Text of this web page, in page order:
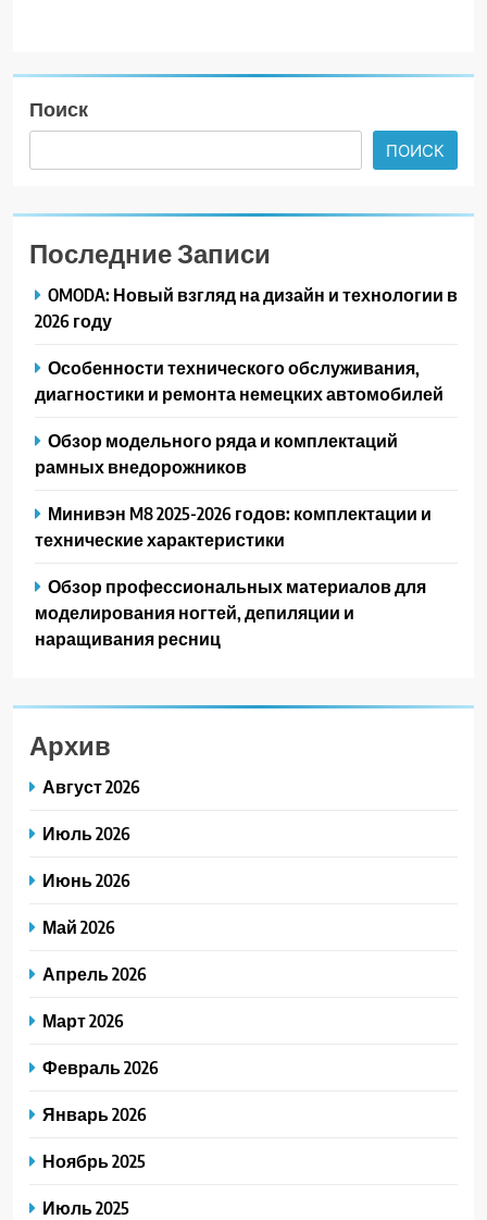
Поиск
ПОИСК
Последние Записи
OMODA: Новый взгляд на дизайн и технологии в
2026 году
Особенности технического обслуживания,
диагностики и ремонта немецких автомобилей
Обзор модельного ряда и комплектаций
рамных внедорожников
Минивэн M8 2025-2026 годов: комплектации и
технические характеристики
Обзор профессиональных материалов для
моделирования ногтей, депиляции и
наращивания ресниц
Архив
Август 2026
Июль 2026
Июнь 2026
Май 2026
Апрель 2026
Март 2026
Февраль 2026
Январь 2026
Ноябрь 2025
Июль 2025